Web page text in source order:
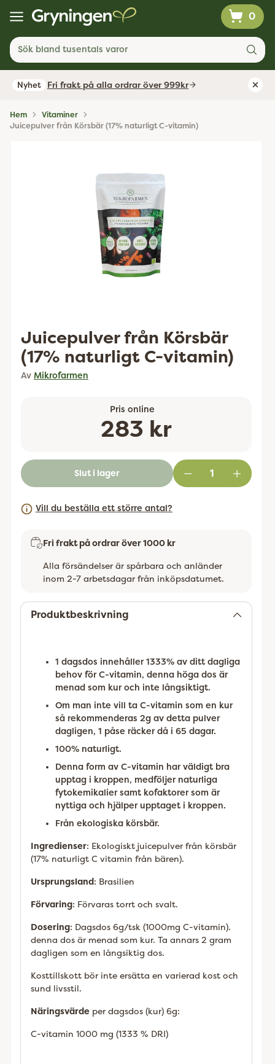
0
Sök bland tusentals varor
Nyhet Fri frakt på alla ordrar över 999kr
Hem
Vitaminer
Juicepulver från Körsbär (17% naturligt C-vitamin)
Juicepulver från Körsbär
(17% naturligt C-vitamin)
Av Mikrofarmen
Pris online
Ordinarie
pris
283 kr
Slut i lager
Vill du beställa ett större antal?
Fri frakt på ordrar över 1000 kr
Alla försändelser är spårbara och anländer
inom 2-7 arbetsdagar från inköpsdatumet.
Produktbeskrivning
1 dagsdos innehåller 1333% av ditt dagliga
behov för C-vitamin, denna höga dos är
menad som kur och inte långsiktigt.
Om man inte vill ta C-vitamin som en kur
så rekommenderas 2g av detta pulver
dagligen, 1 påse räcker då i 65 dagar.
100% naturligt.
Denna form av C-vitamin har väldigt bra
upptag i kroppen, medföljer naturliga
fytokemikalier samt kofaktorer som är
nyttiga och hjälper upptaget i kroppen.
Från ekologiska körsbär.
Ingredienser: Ekologiskt juicepulver från körsbär
(17% naturligt C vitamin från bären).
Ursprungsland: Brasilien
Förvaring: Förvaras torrt och svalt.
Dosering: Dagsdos 6g/tsk (1000mg C-vitamin).
denna dos är menad som kur. Ta annars 2 gram
dagligen som en långsiktig dos.
Kosttillskott bör inte ersätta en varierad kost och
sund livsstil.
Näringsvärdeper dagsdos (kur) 6g:
C-vitamin 1000 mg (1333 % DRI)